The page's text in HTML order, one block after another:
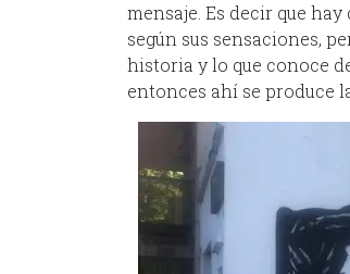
mensaje. Es decir que
según sus sensaciones,
historia y lo que conoce
entonces ahí se produce